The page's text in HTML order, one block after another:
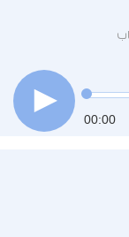
00:00